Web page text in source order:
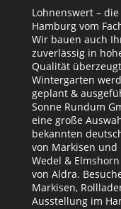
Lohnenswert –
Hamburg vom
Wir bauen auch
zuverlässig in
Qualität
Wintergarten
geplant &
Sonne Rundum
eine große
bekannten
von Markisen und
Wedel &
von Aldra.
Markisen,
Ausstellung im